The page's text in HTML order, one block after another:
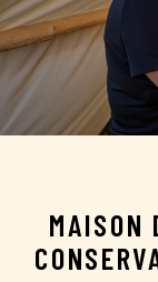
MAISON